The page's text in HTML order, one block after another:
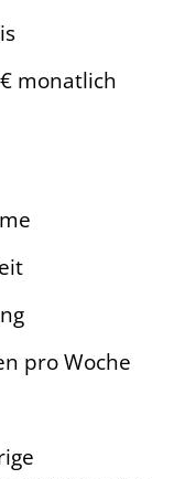
monatlich
pro Woche